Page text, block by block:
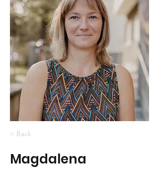
< Back
Magdalena